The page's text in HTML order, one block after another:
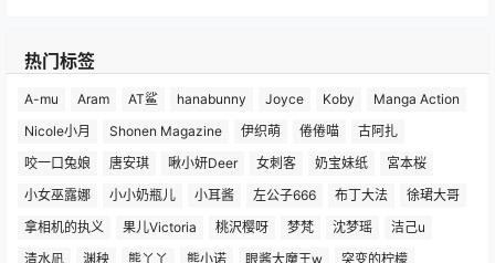
热门标签
A-mu Aram AT鲨 hanabunny Joyce Koby
Manga Action
Nicole小月
Shonen Magazine 伊织萌 倦倦喵
古阿扎
咬一口兔娘
唐安琪 啾小妍Deer 女刺客 奶宝妹纸
宮本桜
小女巫露娜
小小奶瓶儿 小耳酱 左公子666 布丁大法
徐珺大哥
拿相机的执义
果儿Victoria 桃沢樱呀 梦梵 沈梦瑶
洁己u
清水凪
渊秧 熊丫丫 熊小诺 眼酱大魔王w
突变的柠檬